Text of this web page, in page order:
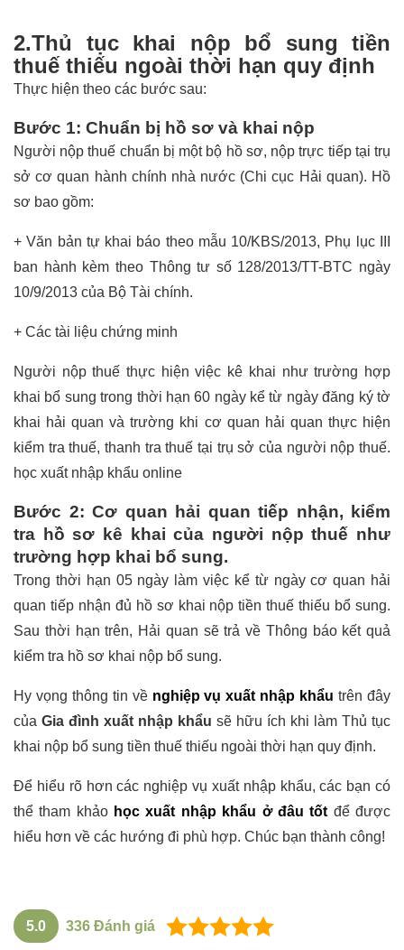
2.Thủ tục khai nộp bổ sung tiền
thuế thiếu ngoài thời hạn quy định
Thực hiện theo các bước sau:
Bước 1: Chuẩn bị hồ sơ và khai nộp
Người nộp thuế chuẩn bị một bộ hồ sơ, nộp trực tiếp tại trụ
sở cơ quan hành chính nhà nước (Chi cục Hải quan). Hồ
sơ bao gồm:
+ Văn bản tự khai báo theo mẫu 10/KBS/2013, Phụ lục III
ban hành kèm theo Thông tư số 128/2013/TT-BTC ngày
10/9/2013 của Bộ Tài chính.
+ Các tài liệu chứng minh
Người nộp thuế thực hiện việc kê khai như trường hợp
khai bổ sung trong thời hạn 60 ngày kể từ ngày đăng ký tờ
khai hải quan và trường khi cơ quan hải quan thực hiện
kiểm tra thuế, thanh tra thuế tại trụ sở của người nộp thuế.
học xuất nhập khẩu online
Bước 2: Cơ quan hải quan tiếp nhận, kiểm
tra hồ sơ kê khai của người nộp thuế như
trường hợp khai bổ sung.
Trong thời hạn 05 ngày làm việc kể từ ngày cơ quan hải
quan tiếp nhận đủ hồ sơ khai nộp tiền thuế thiếu bổ sung.
Sau thời hạn trên, Hải quan sẽ trả về Thông báo kết quả
kiểm tra hồ sơ khai nộp bổ sung.
Hy vọng thông tin về nghiệp vụ xuất nhập khẩu trên đây
của Gia đình xuất nhập khẩu sẽ hữu ích khi làm Thủ tục
khai nộp bổ sung tiền thuế thiếu ngoài thời hạn quy định.
Để hiểu rõ hơn các nghiệp vụ xuất nhập khẩu, các bạn có
thể tham khảo học xuất nhập khẩu ở đâu tốt để được
hiểu hơn về các hướng đi phù hợp. Chúc bạn thành công!
5.0 336 Đánh giá